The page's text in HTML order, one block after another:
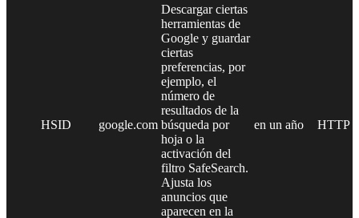
HSID google.com
Descargar ciertas
herramientas de
Google y guardar
ciertas
preferencias, por
ejemplo, el
número de
resultados de la
búsqueda por
hoja o la
activación del
filtro SafeSearch.
Ajusta los
anuncios que
aparecen en la
en un año HTTP